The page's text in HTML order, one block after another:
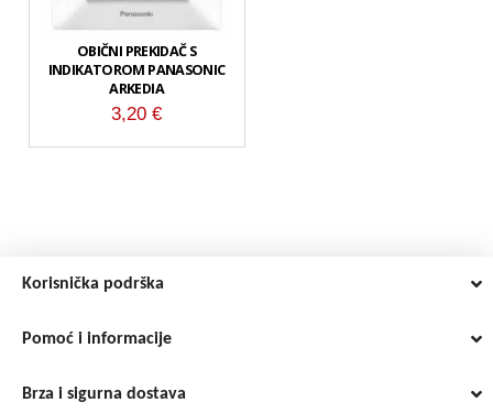
OBIČNI PREKIDAČ S
INDIKATOROM PANASONIC
ARKEDIA
3,20€
Korisnička podrška
Pomoć i informacije
Brza i sigurna dostava